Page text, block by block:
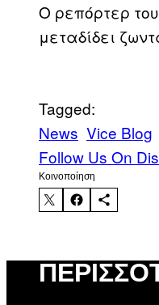
Ο ρεπόρτερ
μεταδίδει
Tagged:
News Vice Blog
Follow Us On
Kοινοποίηση